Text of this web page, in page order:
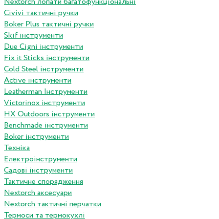
Сivivi тактичні ручки
Boker Plus тактичні ручки
Skif інструменти
Due Cigni інструменти
Fix it Sticks інструменти
Сold Steel інструменти
Active інструменти
Leatherman Інструменти
Victorinox інструменти
HX Outdoors інструменти
Benchmade інструменти
Boker інструменти
Техніка
Електроінструменти
Садові інструменти
Тактичне спорядження
Nextorch аксесуари
Nextorch тактичні перчатки
Термоси та термокухлі